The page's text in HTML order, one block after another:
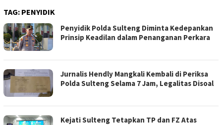
TAG: PENYIDIK
Penyidik Polda Sulteng Diminta Kedepankan
Prinsip Keadilan dalam Penanganan Perkara
Jurnalis Hendly Mangkali Kembali di Periksa
Polda Sulteng Selama 7 Jam, Legalitas Disoal
Kejati Sulteng Tetapkan TP dan FZ Atas